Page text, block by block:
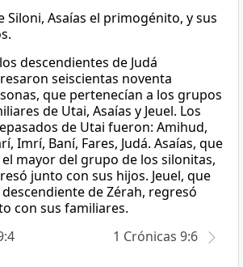
Siloni, Asaías el primogénito, y sus
descendientes de Judá
seiscientas noventa
que pertenecían a los grupos
de Utai, Asaías y Jeuel. Los
de Utai fueron: Amihud,
Imrí, Baní, Fares, Judá. Asaías, que
mayor del grupo de los silonitas,
junto con sus hijos. Jeuel, que
de Zérah, regresó
con sus familiares.
1 Crónicas 9:6